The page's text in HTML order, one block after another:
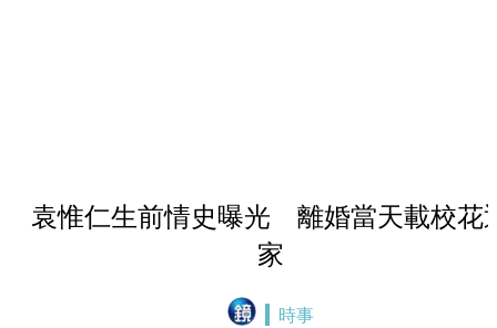
袁惟仁生前情史曝光 離婚當天載校花
家
時事